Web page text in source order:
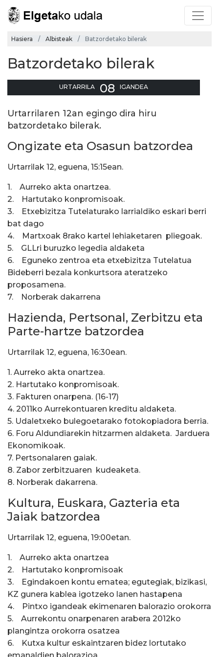
Hasiera Albisteak Batzordetako bilerak
Batzordetako bilerak
URTARRILA 08 IGANDEA
Urtarrilaren 12an egingo dira hiru
batzordetako bilerak.
Ongizate eta Osasun batzordea
Urtarrilak 12, eguena, 15:15ean.
1. Aurreko akta onartzea.
2. Hartutako konpromisoak.
3. Etxebizitza Tutelaturako larrialdiko eskari berri
bat dago
4. Martxoak 8rako kartel lehiaketaren pliegoak.
5. GLLri buruzko legedia aldaketa
6. Eguneko zentroa eta etxebizitza Tutelatua
Bideberri bezala konkurtsora ateratzeko
proposamena.
7. Norberak dakarrena
Hazienda, Pertsonal, Zerbitzu eta
Parte-hartze batzordea
Urtarrilak 12, eguena, 16:30ean.
1. Aurreko akta onartzea.
2. Hartutako konpromisoak.
3. Fakturen onarpena. (16-17)
4. 2011ko Aurrekontuaren kreditu aldaketa.
5. Udaletxeko bulegoetarako fotokopiadora berria.
6. Foru Aldundiarekin hitzarmen aldaketa. Jarduera
Ekonomikoak.
7. Pertsonalaren gaiak.
8. Zabor zerbitzuaren kudeaketa.
8. Norberak dakarrena.
Kultura, Euskara, Gazteria eta
Jaiak batzordea
Urtarrilak 12, eguena, 19:00etan.
1. Aurreko akta onartzea
2. Hartutako konpromisoak
3. Egindakoen kontu ematea; egutegiak, bizikasi,
KZ gunera kablea igotzeko lanen hastapena
4. Pintxo igandeak ekimenaren balorazio orokorra
5. Aurrekontu onarpenaren arabera 2012ko
plangintza orokorra osatzea
6. Kutxa kultur eskaintzaren bidez lortutako